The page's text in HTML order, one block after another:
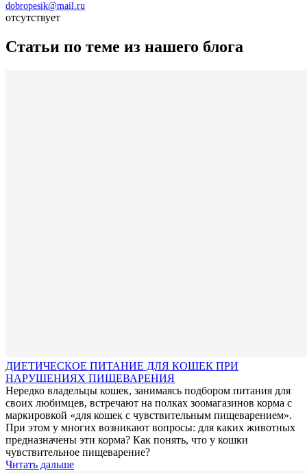
dobropesik@mail.ru
отсутствует
Статьи по теме из нашего блога
ДИЕТИЧЕСКОЕ ПИТАНИЕ ДЛЯ КОШЕК ПРИ
НАРУШЕНИЯХ ПИЩЕВАРЕНИЯ
Нередко владельцы кошек, занимаясь подбором питания для
своих любимцев, встречают на полках зоомагазинов корма с
маркировкой «для кошек с чувствительным пищеварением».
При этом у многих возникают вопросы: для каких животных
предназначены эти корма? Как понять, что у кошки
чувствительное пищеварение?
Читать дальше